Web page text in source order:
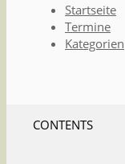
Startseite
Termine
Kategorien
CONTENTS